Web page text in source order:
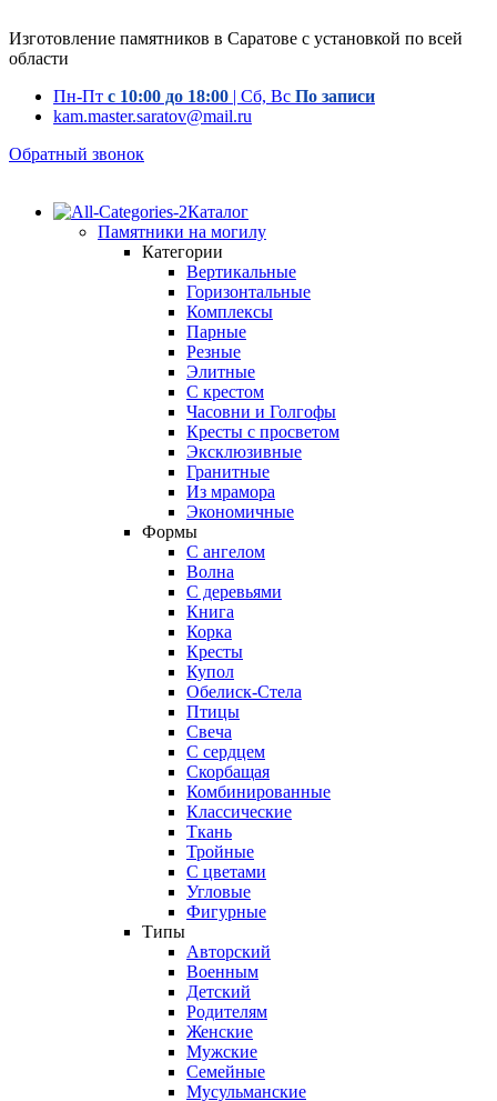
Изготовление памятников в Саратове с установкой по всей
области
Пн-Пт с 10:00 до 18:00 | Сб, Вс По записи
kam.master.saratov@mail.ru
Обратный звонок
Каталог
Памятники на могилу
Категории
Вертикальные
Горизонтальные
Комплексы
Парные
Резные
Элитные
С крестом
Часовни и Голгофы
Кресты с просветом
Эксклюзивные
Гранитные
Из мрамора
Экономичные
Формы
С ангелом
Волна
С деревьями
Книга
Корка
Кресты
Купол
Обелиск-Стела
Птицы
Свеча
С сердцем
Скорбащая
Комбинированные
Классические
Ткань
Тройные
С цветами
Угловые
Фигурные
Типы
Авторский
Военным
Детский
Родителям
Женские
Мужские
Семейные
Мусульманские